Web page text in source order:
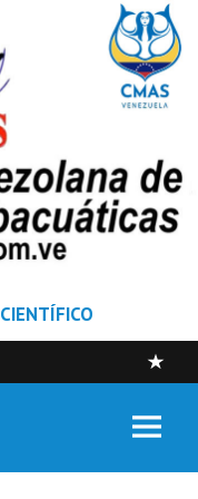
CIENTÍFICO